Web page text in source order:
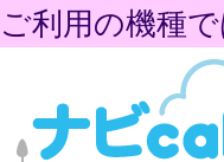
ご利用の機種